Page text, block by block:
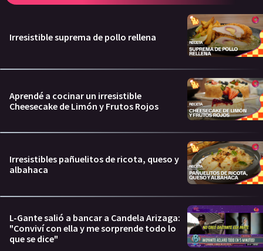
Irresistible suprema de pollo rellena
Aprendé a cocinar un irresistible
Cheesecake de Limón y Frutos Rojos
Irresistibles pañuelitos de ricota, queso y
albahaca
L-Gante salió a bancar a Candela Arizaga:
"Conviví con ella y me sorprende todo lo
que se dice"